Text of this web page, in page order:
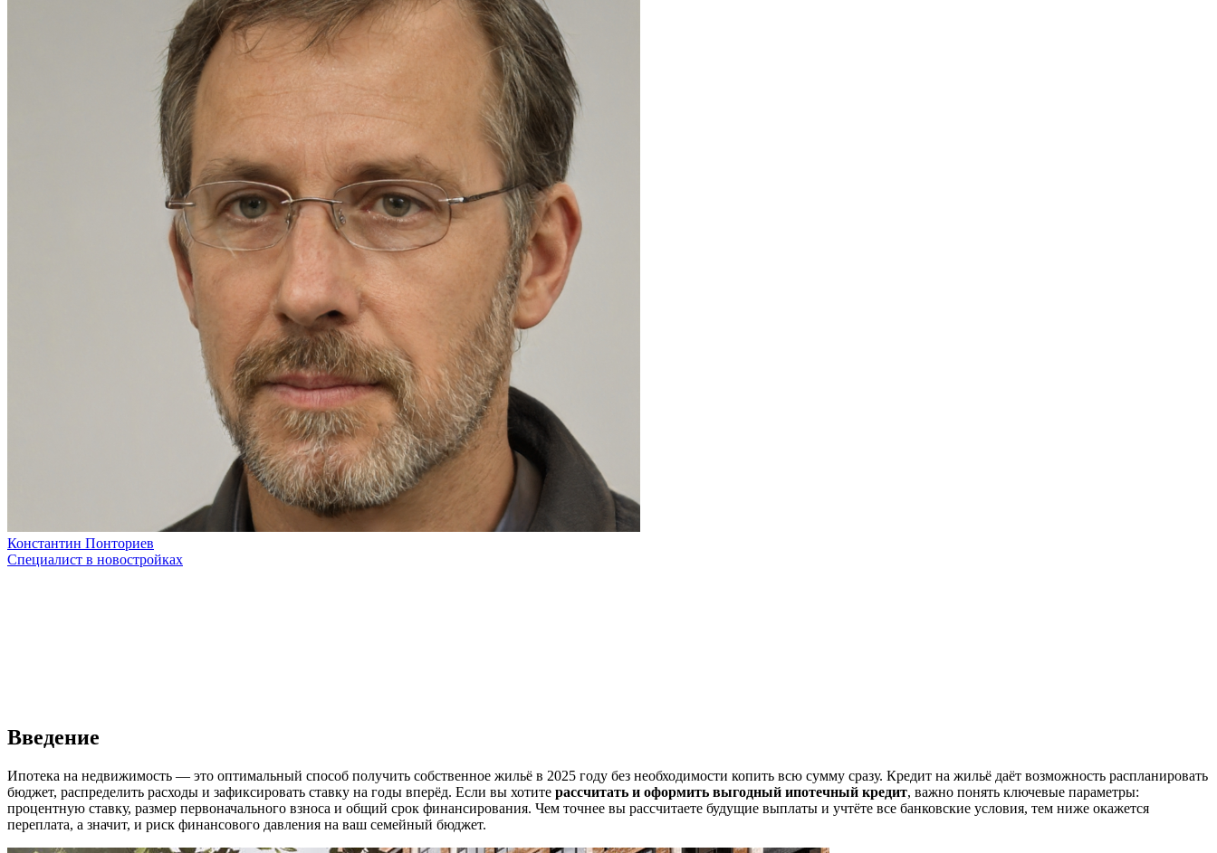
Константин Понториев
Специалист в новостройках
Введение
Ипотека на недвижимость — это оптимальный способ получить собственное жильё в 2025 году без необходимости копить всю сумму сразу. Кредит на жильё даёт возможность распланировать
бюджет, распределить расходы и зафиксировать ставку на годы вперёд. Если вы хотите рассчитать и оформить выгодный ипотечный кредит, важно понять ключевые параметры:
процентную ставку, размер первоначального взноса и общий срок финансирования. Чем точнее вы рассчитаете будущие выплаты и учтёте все банковские условия, тем ниже окажется
переплата, а значит, и риск финансового давления на ваш семейный бюджет.